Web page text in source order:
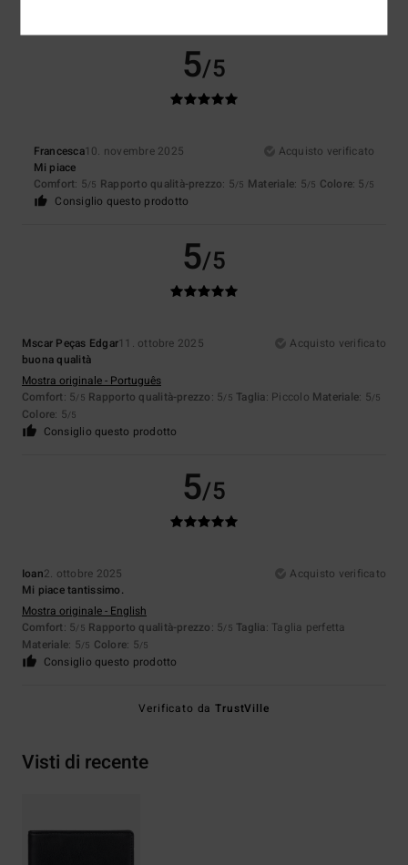
5/5
Francesca10. novembre 2025
Acquisto verificato
Mi piace
Comfort: 5/5 Rapporto qualità-prezzo: 5/5 Materiale: 5/5 Colore: 5 /5
Consiglio questo prodotto
5/5
Mscar Peças Edgar11. ottobre 2025
Acquisto verificato
buona qualità
Mostra originale - Português
Comfort: 5/5 Rapporto qualità-prezzo: 5/5 Taglia: Piccolo Materiale: 5/5
Colore: 5/5
Consiglio questo prodotto
5/5
Ioan2. ottobre 2025
Acquisto verificato
Mi piace tantissimo.
Mostra originale - English
Comfort: 5/5 Rapporto qualità-prezzo: 5/5 Taglia: Taglia perfetta
Materiale: 5/5 Colore: 5/5
Consiglio questo prodotto
Verificato daTrustVille
Visti di recente